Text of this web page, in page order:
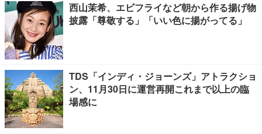
西山茉希、エビフライなど朝から作る揚げ物
披露「尊敬する」「いい色に揚がってる」
TDS「インディ・ジョーンズ」アトラクショ
ン、11月30日に運営再開これまで以上の臨
場感に